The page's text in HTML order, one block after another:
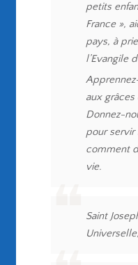
petits
France »,
pays, à
l’Evangile
aux
Donnez-
pour servir
comment
vie.
Saint